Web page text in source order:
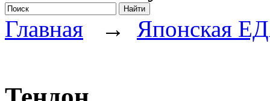
Главная → Японская